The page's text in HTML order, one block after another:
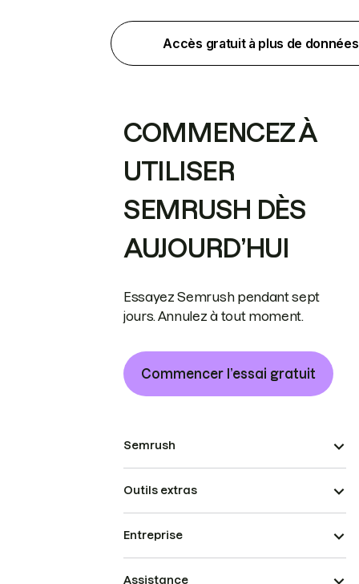
Accès gratuit à plus de données
COMMENCEZ À
UTILISER
SEMRUSH DÈS
AUJOURD’HUI
Essayez Semrush pendant sept
jours. Annulez à tout moment.
Commencer l’essai gratuit
Semrush
Outils extras
Entreprise
Assistance